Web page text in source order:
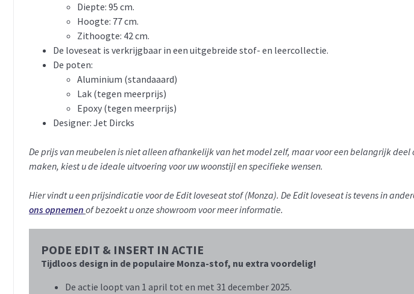
Diepte: 95 cm.
Hoogte: 77 cm.
Zithoogte: 42 cm.
De loveseat is verkrijgbaar in een uitgebreide stof- en leercollectie.
De poten:
Aluminium (standaaard)
Lak (tegen meerprijs)
Epoxy (tegen meerprijs)
Designer: Jet Dircks
De prijs van meubelen is niet alleen afhankelijk van het model zelf, maar voor een belangrijk
maken, kiest u de ideale uitvoering voor uw woonstijl en specifieke wensen.
Hier vindt u een prijsindicatie voor de Edit loveseat stof (Monza). De Edit loveseat is tevens in
ons opnemen of bezoekt u onze showroom voor meer informatie.
PODE EDIT & INSERT IN ACTIE
Tijdloos design in de populaire Monza-stof, nu extra voordelig!
De actie loopt van 1 april tot en met 31 december 2025.